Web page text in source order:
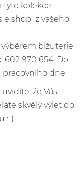
tyto kolekce
e shop z vašeho
bižuterie
970 654. Do
pracovního dne.
uvidíte, že Vás
skvělý výlet do
:-)